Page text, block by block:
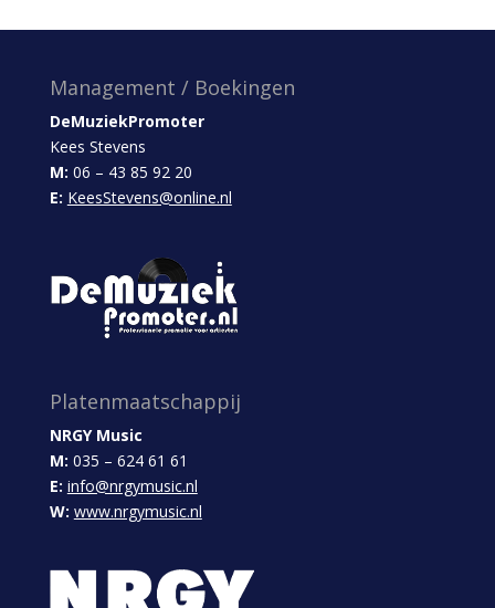
Management / Boekingen
DeMuziekPromoter
Kees Stevens
M: 06 – 43 85 92 20
E: KeesStevens@online.nl
Platenmaatschappij
NRGY Music
M: 035 – 624 61 61
E: info@nrgymusic.nl
W: www.nrgymusic.nl